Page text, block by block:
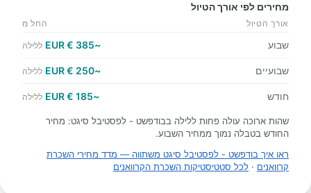
מחירים לפי אורך הטיול
אורך הטיול החל מ
שבוע ~385 € EUR ללילה
שבועיים ~250 € EUR ללילה
חודש ~185 € EUR ללילה
שהות ארוכה עולה פחות ללילה בבודפשט - לפסטיבל סיגט: מחיר
החודש בטבלה נמוך ממחיר השבוע.
ראו איך בודפשט - לפסטיבל סיגט משתווה — מדד מחירי השכרת
קרוואנים · לכל סטטיסטיקות השכרת הקרוואנים